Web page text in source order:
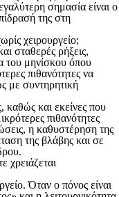
σημασία είναι ο
της στη
χειρουργείο;
σταθερές ρήξεις,
του μηνίσκου όπου
πιθανότητες να
με συντηρητική
καθώς και εκείνες που
πιθανότητες
η καθυστέρηση της
της βλάβης και σε
χρειάζεται
Όταν ο πόνος είναι